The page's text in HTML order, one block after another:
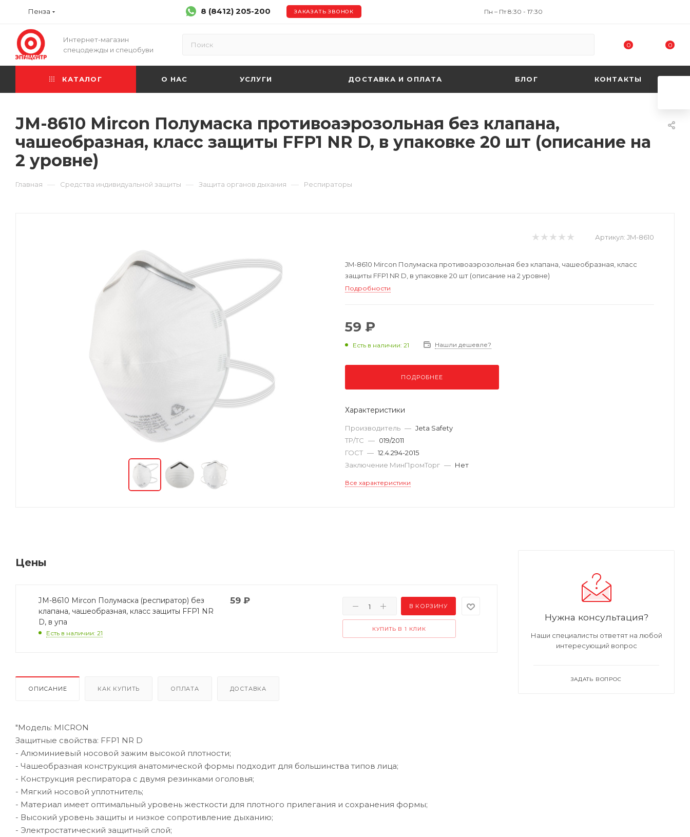
Пенза 8 (8412) 205-200 ЗАКАЗАТЬ ЗВОНОК Пн – Пт 8:30 - 17:30
Интернет-магазин
спецодежды и спецобуви
0 0
КАТАЛОГ О НАС УСЛУГИ ДОСТАВКА И ОПЛАТА БЛОГ КОНТАКТЫ
JM-8610 Mircon Полумаска противоаэрозольная без клапана,
чашеобразная, класс защиты FFP1 NR D, в упаковке 20 шт (описание на
2 уровне)
Главная — Средства индивидуальной защиты — Защита органов дыхания — Респираторы
Артикул: JM-8610
JM-8610 Mircon Полумаска противоаэрозольная без клапана, чашеобразная, класс
защиты FFP1 NR D, в упаковке 20 шт (описание на 2 уровне)
Подробности
59 ₽
Есть в наличии: 21 Нашли дешевле?
ПОДРОБНЕЕ
Характеристики
Производитель — Jeta Safety
ТР/ТС — 019/2011
ГОСТ — 12.4.294-2015
Заключение МинПромТорг — Нет
Все характеристики
Цены
JM-8610 Mircon Полумаска (респиратор) без
клапана, чашеобразная, класс защиты FFP1 NR
D, в упа
Есть в наличии: 21
59₽
В КОРЗИНУ
КУПИТЬ В 1 КЛИК
ОПИСАНИЕ КАК КУПИТЬ ОПЛАТА ДОСТАВКА
"Модель: MICRON
Защитные свойства: FFP1 NR D
- Алюминиевый носовой зажим высокой плотности;
- Чашеобразная конструкция анатомической формы подходит для большинства типов лица;
- Конструкция респиратора с двумя резинками оголовья;
- Мягкий носовой уплотнитель;
- Материал имеет оптимальный уровень жесткости для плотного прилегания и сохранения формы;
- Высокий уровень защиты и низкое сопротивление дыханию;
- Электростатический защитный слой;
Нужна консультация?
Наши специалисты ответят на любой
интересующий вопрос
ЗАДАТЬ ВОПРОС